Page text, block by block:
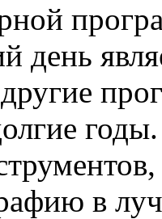
день
в